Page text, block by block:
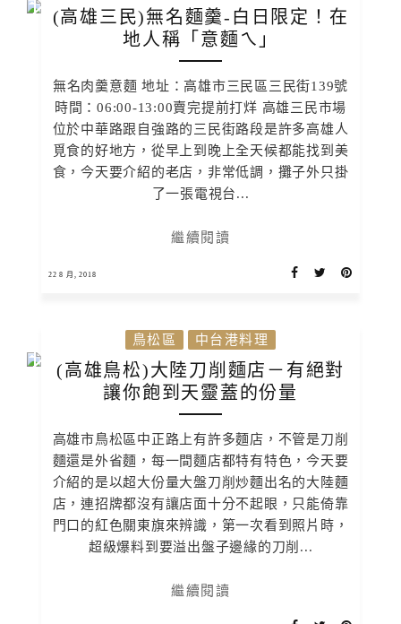
(高雄三民)無名麵羹-白日限定！在
地人稱「意麵ㄟ」
無名肉羹意麵 地址：高雄市三民區三民街139號
時間：06:00-13:00賣完提前打烊 高雄三民市場
位於中華路跟自強路的三民街路段是許多高雄人
覓食的好地方，從早上到晚上全天候都能找到美
食，今天要介紹的老店，非常低調，攤子外只掛
了一張電視台...
繼續閱讀
22 8 月, 2018
鳥松區 中台港料理
(高雄鳥松)大陸刀削麵店－有絕對
讓你飽到天靈蓋的份量
高雄市鳥松區中正路上有許多麵店，不管是刀削
麵還是外省麵，每一間麵店都特有特色，今天要
介紹的是以超大份量大盤刀削炒麵出名的大陸麵
店，連招牌都沒有讓店面十分不起眼，只能倚靠
門口的紅色關東旗來辨識，第一次看到照片時，
超級爆料到要溢出盤子邊緣的刀削...
繼續閱讀